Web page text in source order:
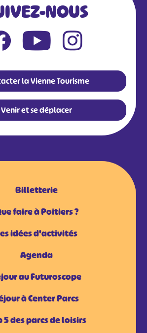
NOUS
la Vienne Tourisme
Venir et se déplacer
Billetterie
faire à Poitiers ?
idées d'activités
Agenda
au Futuroscope
à Center Parcs
5 des parcs de loisirs